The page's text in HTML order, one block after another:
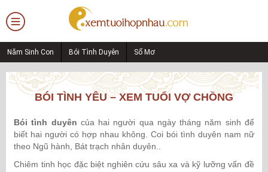
Năm Sinh Con Bói Tình Duyên Sổ Mơ
BÓI TÌNH YÊU – XEM TUỔI VỢ CHỒNG
Bói tình duyên của hai người qua ngày tháng năm sinh để
biết hai người có hợp nhau không. Coi bói tình duyên nam nữ
theo Ngũ hành, Bát trạch nhân duyên..
Chiêm tinh học đặc biệt nghiên cứu sâu xa và kỹ lưỡng vấn đề